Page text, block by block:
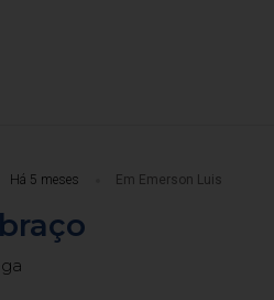
Há 5 meses Em Emerson Luis